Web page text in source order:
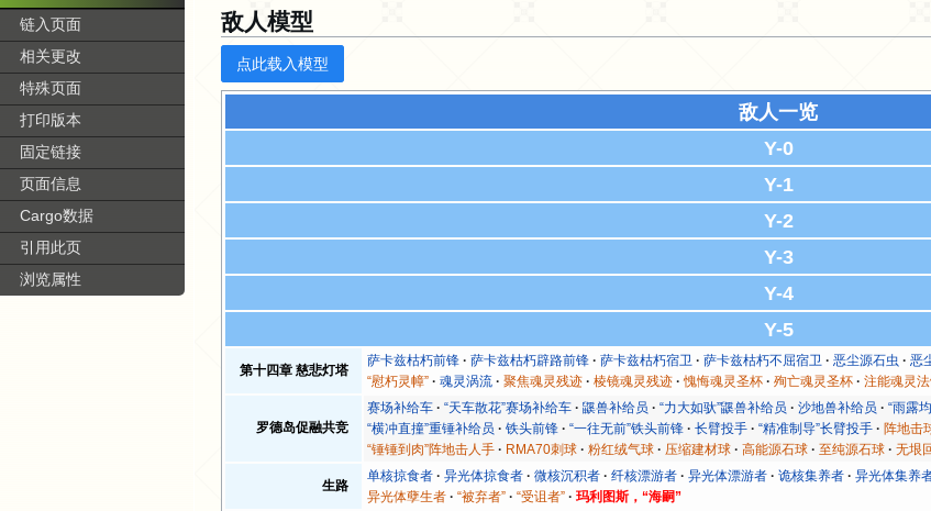
敌人模型
点此载入模型
敌人一览
Y-0
Y-1
Y-2
Y-3
Y-4
Y-5
第十四章 慈悲灯塔
萨卡兹枯朽前锋 萨卡兹枯朽辟路前锋 萨卡兹枯朽宿卫 萨卡兹枯朽不屈宿卫 恶尘源石虫 恶
“慰朽灵幛”
魂灵涡流 聚焦魂灵残迹 棱镜魂灵残迹 愧悔魂灵圣杯 殉亡魂灵圣杯 注能魂灵
罗德岛促融共竞
赛场补给车 “天车散花”赛场补给车 鼷兽补给员 “力大如驮”鼷兽补给员 沙地兽补给员 “雨露
“横冲直撞”重锤补给员
铁头前锋 “一往无前”铁头前锋 长臂投手 “精准制导”长臂投手 阵地击
“锤锤到肉”阵地击人手
RMA70刺球 粉红绒气球 压缩建材球 高能源石球 至纯源石球 无垠
生路
单核掠食者 异光体掠食者 微核沉积者 纤核漂游者 异光体漂游者 诡核集养者 异光体集养
异光体孽生者
“被弃者” “受诅者” 玛利图斯，“海嗣”
链入页面
相关更改
特殊页面
打印版本
固定链接
页面信息
Cargo数据
引用此页
浏览属性